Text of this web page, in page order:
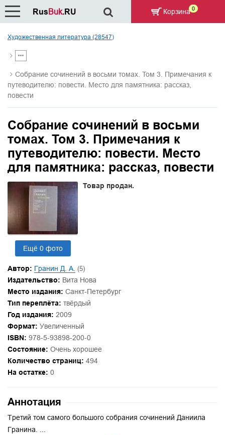
Художественная литература (28547)
Собрание сочинений в восьми томах. Том 3. Примечания к
путеводителю: повести. Место для памятника: рассказ,
повести
Собрание сочинений в восьми
томах. Том 3. Примечания к
путеводителю: повести. Место
для памятника: рассказ, повести
Ещё 0 фото
Товар продан.
Автор: Гранин Д. А. (5)
Издательство: Вита Нова
Место издания: Санкт-Петербург
Тип переплёта: твёрдый
Год издания: 2009
Формат: Увеличенный
ISBN: 978-5-93898-200-0
Состояние: Очень хорошее
Количество страниц: 494
На остатке: 0
Аннотация
Третий том самого большого собрания сочинений Даниила
Гранина. ...
RusBuk.RU Корзина 0